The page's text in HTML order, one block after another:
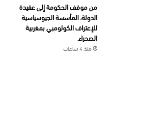
من موقف الحكومة إلى عقيدة
الدولة، المأسسة الجيوسياسية
للإعتراف الكولومبي بمغربية
الصحراء.
منذ 4 ساعات